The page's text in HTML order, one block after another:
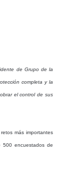
de Grupo de la
completa y la
el control de sus
más importantes
encuestados de